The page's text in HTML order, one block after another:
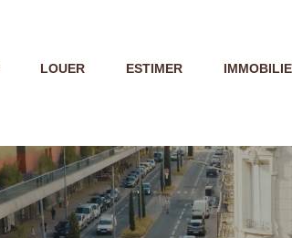
LOUER ESTIMER